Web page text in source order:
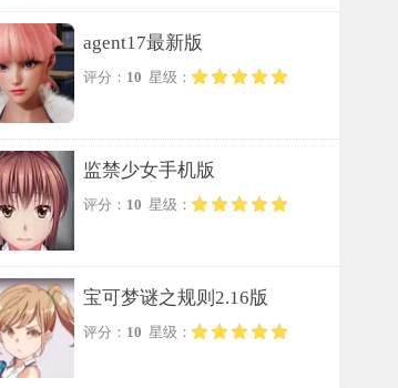
agent17最新版
评分： 10 星级：
监禁少女手机版
评分： 10 星级：
宝可梦谜之规则2.16版
评分： 10 星级：